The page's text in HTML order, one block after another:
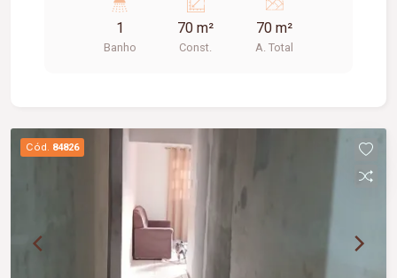
grande visibilidade e fácil acesso. O imóvel
possui aproximadamente 70 m² de área,
dispondo de 01 banheiro, 01 depósito, 02 portas
1
Banho
70 m²
Const.
70 m²
A. Total
Cód. 84826